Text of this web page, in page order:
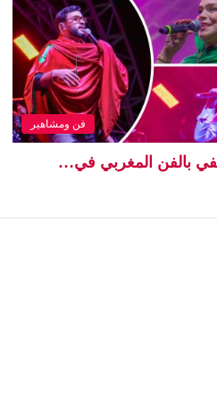
فن ومشاهير
بالفن المغربي في…